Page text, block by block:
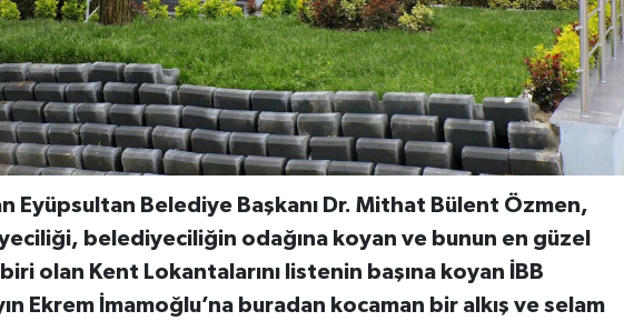
Eyüpsultan Belediye Başkanı Dr. Mithat Bülent Özmen,
belediyeciliğin odağına koyan ve bunun en güzel
olan Kent Lokantalarını listenin başına koyan İBB
Ekrem İmamoğlu’na buradan kocaman bir alkış ve selam